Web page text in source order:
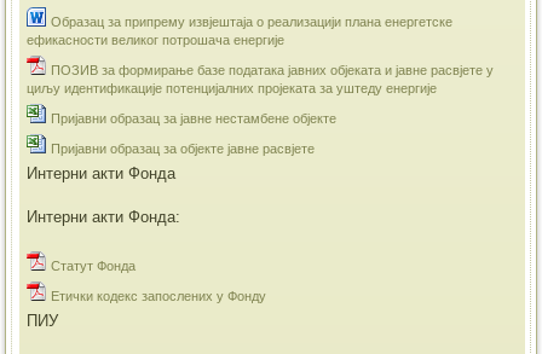
Образац за припрему извјештаја о реализацији плана енергетске
ефикасности великог потрошача енергије
ПОЗИВ за формирање базе података јавних објеката и јавне расвјете у
циљу идентификације потенцијалних пројеката за уштеду енергије
Пријавни образац за јавне нестамбене објекте
Пријавни образац за објекте јавне расвјете
Интерни акти Фонда
Интерни акти Фонда:
Статут Фонда
Етички кодекс запослених у Фонду
ПИУ